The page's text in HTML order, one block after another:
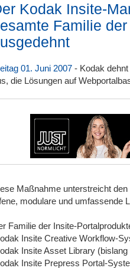
Kodak Insite-
Familie
01. Juni 2007 - Kodak
die Lösungen auf
Maßnahme unterstreicht
modulare und umfassende
Familie der Insite-
Kodak Insite Creative Workflow-
Kodak Insite Asset Library
Kodak Insite Prepress Portal-